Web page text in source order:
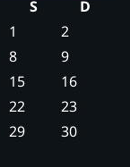
S
D
1
2
8
9
15
16
22
23
29
30